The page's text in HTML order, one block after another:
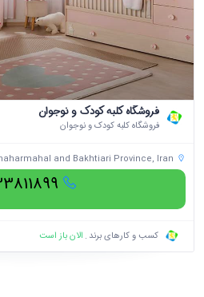
فروشگاه کلبه کودک و نوجوان
فروشگاه کلبه کودک و نوجوان
and Bakhtiari Province, Iran
کسب و کارهای برند الان باز است